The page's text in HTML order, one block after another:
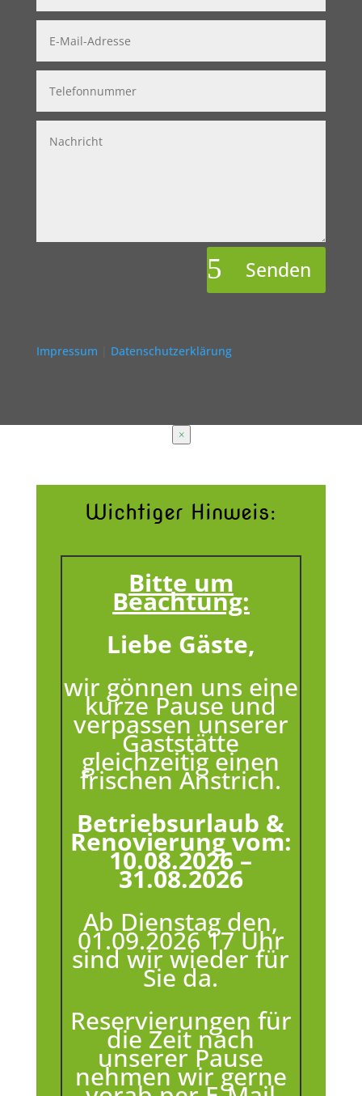
Senden
Impressum Datenschutzerklärung
×
Wichtiger Hinweis:
Bitte um
Beachtung:
Liebe Gäste,
wir gönnen uns eine
kurze Pause und
verpassen unserer
Gaststätte
gleichzeitig einen
frischen Anstrich.
Betriebsurlaub &
Renovierung vom:
10.08.2026 –
31.08.2026
Ab Dienstag den,
01.09.2026 17 Uhr
sind wir wieder für
Sie da.
Reservierungen für
die Zeit nach
unserer Pause
nehmen wir gerne